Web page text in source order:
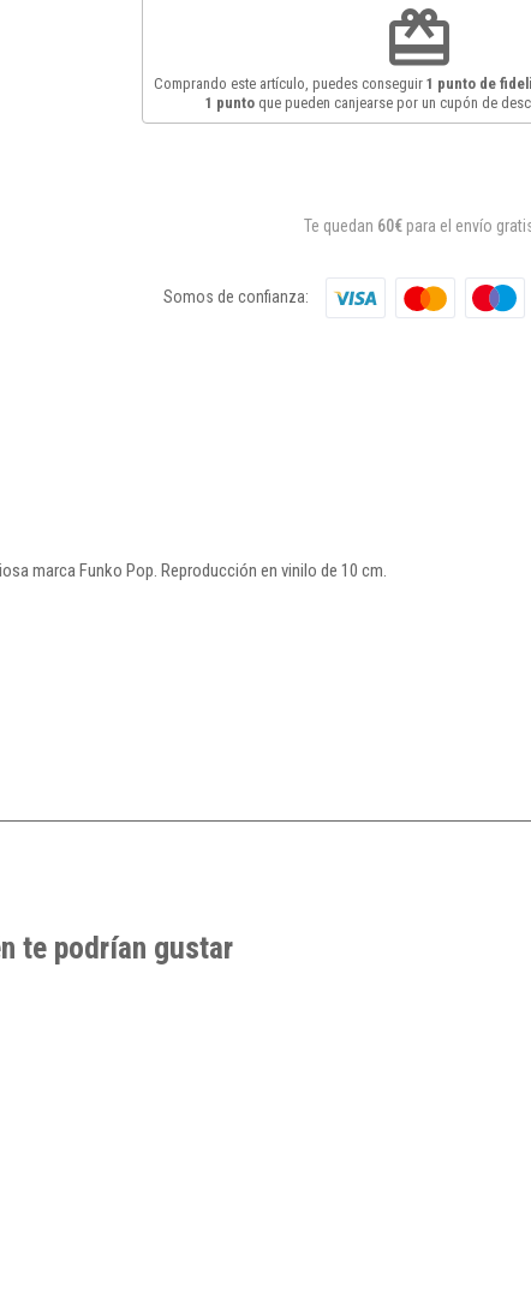
redeem
Comprando este artículo, puedes conseguir 1 punto de
1 punto que pueden canjearse por un cupón de
Te quedan 60€para el envío
Somos de confianza:
marca Funko Pop. Reproducción en vinilo de 10 cm.
te podrían gustar